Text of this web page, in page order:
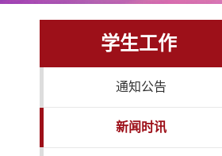
学生工作
通知公告
新闻时讯